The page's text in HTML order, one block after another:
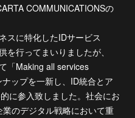
COMMUNICATIONSの
スに特化したIDサービス
を行ってまいりましたが、
「Making all services
ップを一新し、ID統合とア
に参入致しました。社会にお
のデジタル戦略において重